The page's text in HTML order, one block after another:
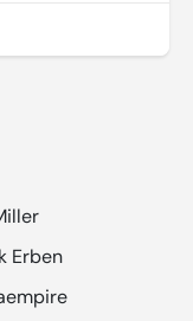
Erben